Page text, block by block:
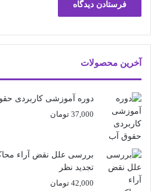
آخرین محصولات
دوره آموزشی کاربردی
37,000 تومان
بررسی علل نقض آراء
تجدید نظر
42,000 تومان